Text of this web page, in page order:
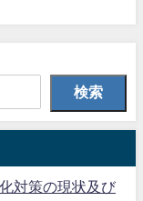
検索
対策の現状及び